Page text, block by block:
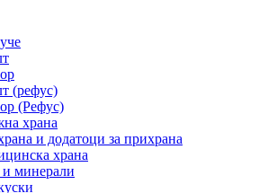
(рефус)
(Рефус)
храна
и додатоци за прихрана
храна
минерали